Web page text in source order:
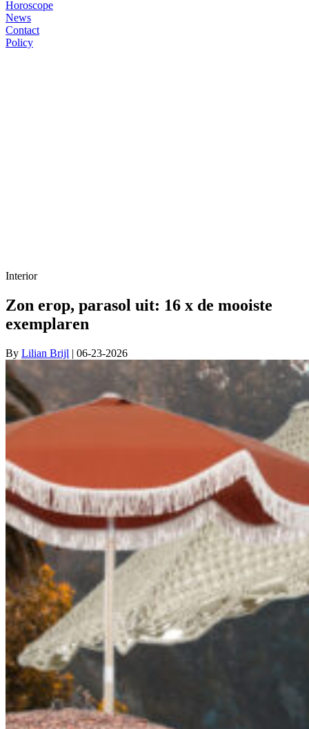
Horoscope
News
Contact
Policy
Interior
Zon erop, parasol uit: 16 x de mooiste
exemplaren
By Lilian Brijl | 06-23-2026